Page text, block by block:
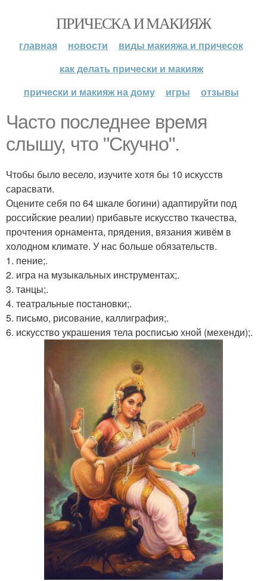
ПРИЧЕСКА И МАКИЯЖ
главная новости
виды макияжа и причесок
как делать прически и макияж
прически и макияж на дому
игры отзывы
Часто последнее время
слышу, что "Скучно".
Чтобы было весело, изучите хотя бы 10 искусств
сарасвати.
Оцените себя по 64 шкале богини) адаптируйти под
российские реалии) прибавьте искусство ткачества,
прочтения орнамента, прядения, вязания живём в
холодном климате. У нас больше обязательств.
1. пение;.
2. игра на музыкальных инструментах;.
3. танцы;.
4. театральные постановки;.
5. письмо, рисование, каллиграфия;.
6. искусство украшения тела росписью хной (мехенди);.